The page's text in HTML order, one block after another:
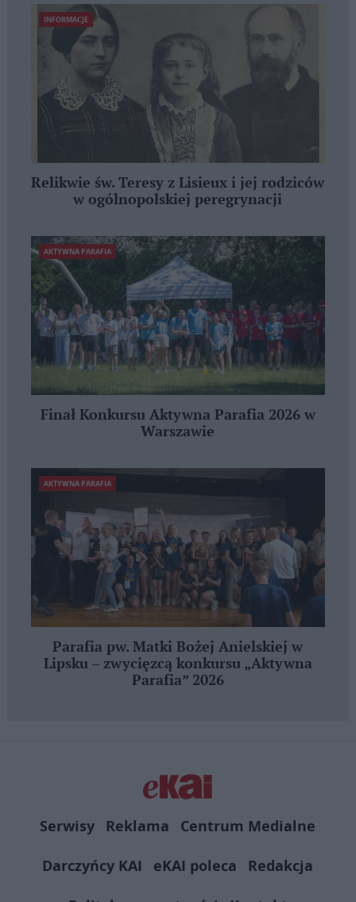
INFORMACJE
Relikwie św. Teresy z Lisieux i jej rodziców
w ogólnopolskiej peregrynacji
AKTYWNA PARAFIA
Finał Konkursu Aktywna Parafia 2026 w
Warszawie
AKTYWNA PARAFIA
Parafia pw. Matki Bożej Anielskiej w
Lipsku – zwycięzcą konkursu „Aktywna
Parafia” 2026
Serwisy Reklama
Centrum Medialne
Darczyńcy KAI
eKAI poleca
Redakcja